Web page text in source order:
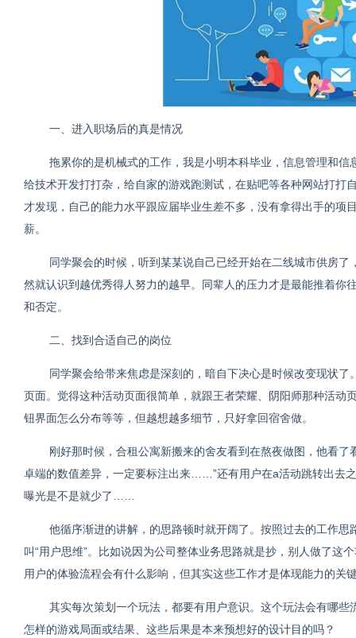
一、进入职场后的真是情况
拖累你的是机械式的工作，我是小明本科毕业，信息管理和信
给技术开发打打杂，给自家的游戏跑测试，在贴吧等各种网站打
才发现，自己的能力水平跟应届毕业生差不多，没有拿得出手的
薪。
同学聚会的时候，听到某某说自己已经开始在二线城市供房
然就认识到越优秀得人努力的越早。同辈人的压力才是最能推着
和否定。
二、找到合适自己的岗位
同学聚会给带来焦虑是深刻的，暗自下决心是时候改变现状
页面。觉得这种活动页面很简单，就跟王者荣耀、阴阳师那种活
钮界面怎么分布等等，但越想越多细节，只好拿回宿舍做。
刚好那时候，合租公寓新搬来的舍友看到在熬夜做图，他看
卓端的数值差异，一定要标注出来……”还有用户在a活动跳转出去
曝光是不是就少了……
他循序渐进的讲解，的思路顿时就开阔了。按照过去的工作
叫“用户思维”。比如说因为公司整体业务思路就是抄，别人做了这
用户的体验流程会有什么影响，但其实这些工作才是体现能力的关
其实每次策划一个玩法，都要有用户意识。这个玩法会有哪
怎样的游戏局面或结果、这些后果是本来预想好的设计目的吗？